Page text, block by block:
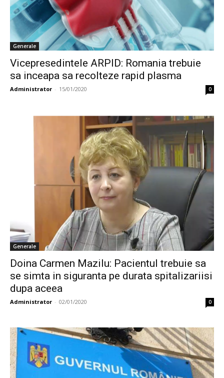
Generale
Vicepresedintele ARPID: Romania trebuie
sa inceapa sa recolteze rapid plasma
Administrator - 15/01/2020 0
Generale
Doina Carmen Mazilu: Pacientul trebuie sa
se simta in siguranta pe durata spitalizariisi
dupa aceea
Administrator - 02/01/2020 0